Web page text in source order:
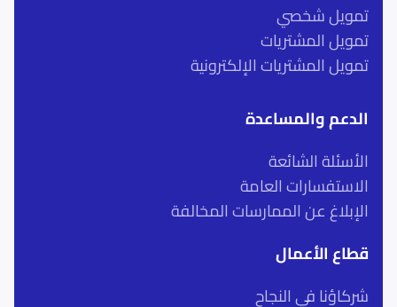
تمويل شخصي
تمويل المشتريات
تمويل المشتريات الإلكترونية
الدعم والمساعدة
الأسئلة الشائعة
الاستفسارات العامة
الإبلاغ عن الممارسات المخالفة
قطاع الأعمال
شركاؤنا في النجاح